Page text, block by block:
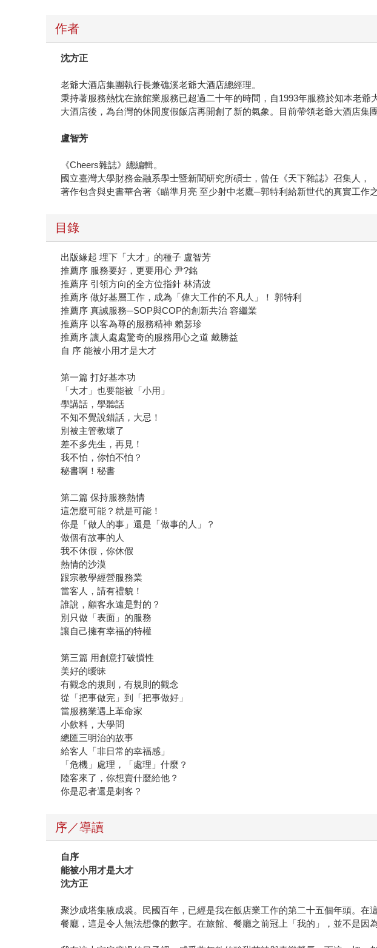
作者
沈方正
老爺大酒店集團執行長兼礁溪老爺大酒店總經理。
秉持著服務熱忱在旅館業服務已超過二十年的時間，自1993年服務於知本老
大酒店後，為台灣的休閒度假飯店再開創了新的氣象。目前帶領老爺大酒店集
盧智芳
《Cheers雜誌》總編輯。
國立臺灣大學財務金融系學士暨新聞研究所碩士，曾任《天下雜誌》召集人，
著作包含與史書華合著《瞄準月亮 至少射中老鷹─郭特利給新世代的真實工作之
目錄
出版緣起 埋下「大才」的種子 盧智芳
推薦序 服務要好，更要用心 尹?銘
推薦序 引領方向的全方位指針 林清波
推薦序 做好基層工作，成為「偉大工作的不凡人」！ 郭特利
推薦序 真誠服務─SOP與COP的創新共治 容繼業
推薦序 以客為尊的服務精神 賴瑟珍
推薦序 讓人處處驚奇的服務用心之道 戴勝益
自 序 能被小用才是大才
第一篇 打好基本功
「大才」也要能被「小用」
學講話，學聽話
不知不覺說錯話，大忌！
別被主管教壞了
差不多先生，再見！
我不怕，你怕不怕？
秘書啊！秘書
第二篇 保持服務熱情
這怎麼可能？就是可能！
你是「做人的事」還是「做事的人」？
做個有故事的人
我不休假，你休假
熱情的沙漠
跟宗教學經營服務業
當客人，請有禮貌！
誰說，顧客永遠是對的？
別只做「表面」的服務
讓自己擁有幸福的特權
第三篇 用創意打破慣性
美好的曖昧
有觀念的規則，有規則的觀念
從「把事做完」到「把事做好」
當服務業遇上革命家
小飲料，大學問
總匯三明治的故事
給客人「非日常的幸福感」
「危機」處理，「處理」什麼？
陸客來了，你想賣什麼給他？
你是忍者還是刺客？
序／導讀
自序
能被小用才是大才
沈方正
聚沙成塔集腋成裘。民國百年，已經是我在飯店業工作的第二十五個年頭。
餐廳，這是令人無法想像的數字。在旅館、餐廳之前冠上「我的」，並不是